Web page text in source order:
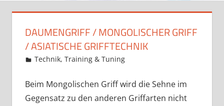
DAUMENGRIFF / MONGOLISCHER GRIFF
/ ASIATISCHE GRIFFTECHNIK
11. April 2018
Martina Berg
Technik, Training & Tuning
Beim Mongolischen Griff wird die Sehne im
Gegensatz zu den anderen Griffarten nicht